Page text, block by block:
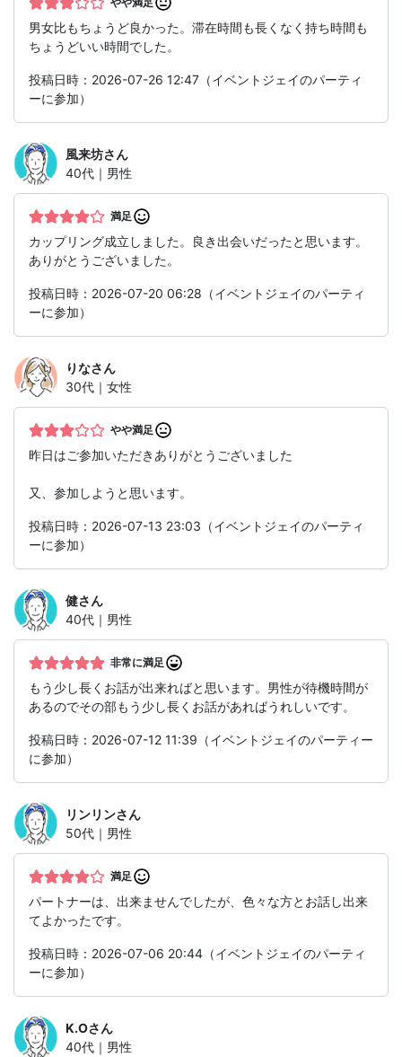
男女比もちょうど良かった。滞在時間も長くなく持ち時間も
ちょうどいい時間でした。
投稿日時：2026-07-26 12:47（イベントジェイのパーティ
ーに参加）
風来坊さん
40代｜男性
満足
カップリング成立しました。良き出会いだったと思います。
ありがとうございました。
投稿日時：2026-07-20 06:28（イベントジェイのパーティ
ーに参加）
りなさん
30代｜女性
やや満足
昨日はご参加いただきありがとうございました
又、参加しようと思います。
投稿日時：2026-07-13 23:03（イベントジェイのパーティ
ーに参加）
健さん
40代｜男性
非常に満足
もう少し長くお話が出来ればと思います。男性が待機時間が
あるのでその部もう少し長くお話があればうれしいです。
投稿日時：2026-07-12 11:39（イベントジェイのパーティー
に参加）
リンリンさん
50代｜男性
満足
パートナーは、出来ませんでしたが、色々な方とお話し出来
てよかったです。
投稿日時：2026-07-06 20:44（イベントジェイのパーティ
ーに参加）
K.Oさん
40代｜男性